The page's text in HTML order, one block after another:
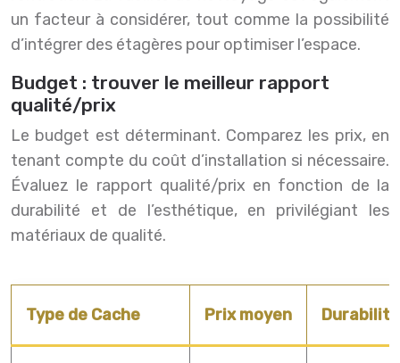
un facteur à considérer, tout comme la possibilité
d’intégrer des étagères pour optimiser l’espace.
Budget : trouver le meilleur rapport
qualité/prix
Le budget est déterminant. Comparez les prix, en
tenant compte du coût d’installation si nécessaire.
Évaluez le rapport qualité/prix en fonction de la
durabilité et de l’esthétique, en privilégiant les
matériaux de qualité.
Type de Cache Prix moyen